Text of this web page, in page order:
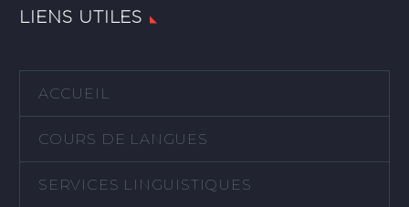
LIENS UTILES
ACCUEIL
COURS DE LANGUES
SERVICES LINGUISTIQUES